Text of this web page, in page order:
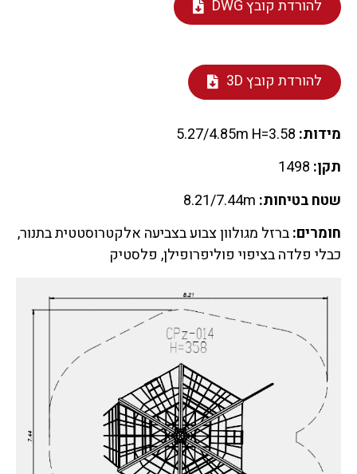
להורדת קובץ DWG
להורדת קובץ 3D
מידות:
תקן:
שטח בטיחות: 8.21/7.44m
חומרים:ברזל מגולוון צבוע בצביעה אלקטרוסטטית בתנור,
כבלי פלדה בציפוי פוליפרופילן, פלסטיק